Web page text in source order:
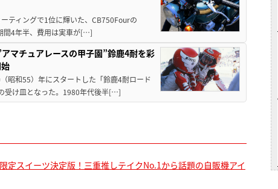
ティングで1位に輝いた、CB750Fourの
間4年半、費用は実車が[…]
マチュアレースの甲子園”鈴鹿4耐を彩
昭和55）年にスタートした「鈴鹿4耐ロード
受け皿となった。1980年代後半[…]
定スイーツ決定版！三重推しテイクNo.1から話題の自販機アイ